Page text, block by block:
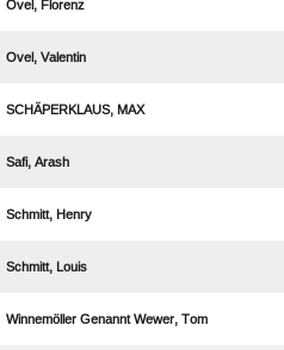
 
 
 
 
 
 
   